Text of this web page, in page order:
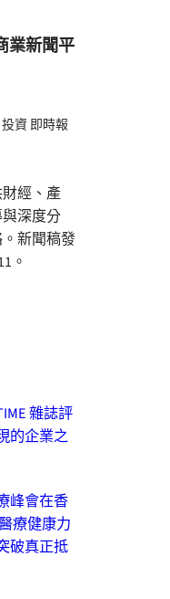
業新聞平
資 即時報
經、產
深度分
新聞稿發
。
雜誌評
的企業之
峰會在香
療健康力
破真正抵